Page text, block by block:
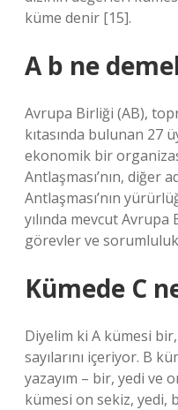
küme denir [15].
A b ne
Avrupa Birliği (AB),
kıtasında bulunan 27
ekonomik bir
Antlaşması’nın, diğer
Antlaşması’nın
yılında mevcut
görevler ve
Kümede C
Diyelim ki A kümesi
sayılarını içeriyor. B
yazayım – bir, yedi ve
kümesi on sekiz, yedi,